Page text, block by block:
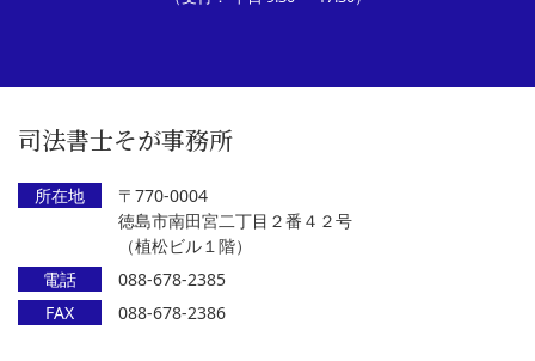
司法書士そが事務所
所在地
〒770-0004
徳島市南田宮二丁目２番４２号
（植松ビル１階）
電話
088-678-2385
FAX
088-678-2386